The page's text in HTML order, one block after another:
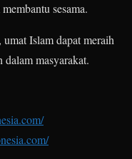
sesama.
Islam dapat meraih
dalam masyarakat.